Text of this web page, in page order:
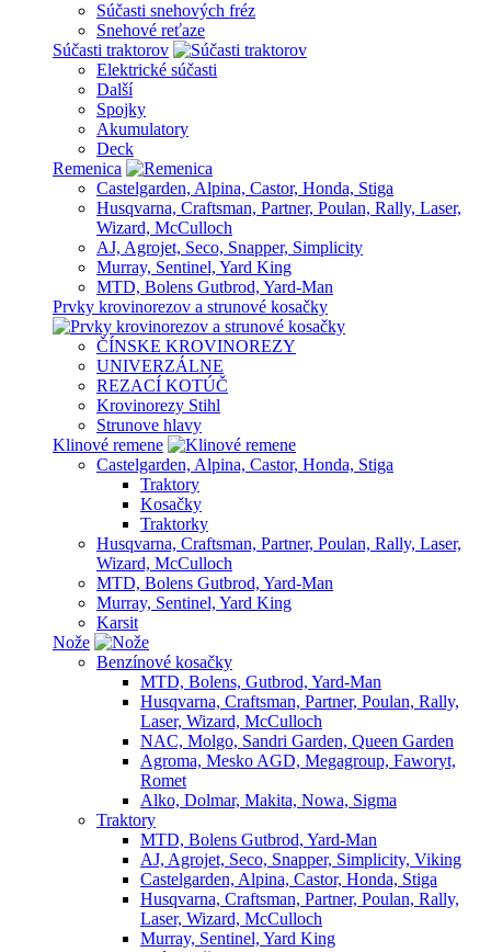
Súčasti snehových fréz
Snehové reťaze
Súčasti traktorov
Elektrické súčasti
Další
Spojky
Akumulatory
Deck
Remenica
Castelgarden, Alpina, Castor, Honda, Stiga
Husqvarna, Craftsman, Partner, Poulan, Rally, Laser,
Wizard, McCulloch
AJ, Agrojet, Seco, Snapper, Simplicity
Murray, Sentinel, Yard King
MTD, Bolens Gutbrod, Yard-Man
Prvky krovinorezov a strunové kosačky
ČÍNSKE KROVINOREZY
UNIVERZÁLNE
REZACÍ KOTÚČ
Krovinorezy Stihl
Strunove hlavy
Klinové remene
Castelgarden, Alpina, Castor, Honda, Stiga
Traktory
Kosačky
Traktorky
Husqvarna, Craftsman, Partner, Poulan, Rally, Laser,
Wizard, McCulloch
MTD, Bolens Gutbrod, Yard-Man
Murray, Sentinel, Yard King
Karsit
Nože
Benzínové kosačky
MTD, Bolens, Gutbrod, Yard-Man
Husqvarna, Craftsman, Partner, Poulan, Rally,
Laser, Wizard, McCulloch
NAC, Molgo, Sandri Garden, Queen Garden
Agroma, Mesko AGD, Megagroup, Faworyt,
Romet
Alko, Dolmar, Makita, Nowa, Sigma
Traktory
MTD, Bolens Gutbrod, Yard-Man
AJ, Agrojet, Seco, Snapper, Simplicity, Viking
Castelgarden, Alpina, Castor, Honda, Stiga
Husqvarna, Craftsman, Partner, Poulan, Rally,
Laser, Wizard, McCulloch
Murray, Sentinel, Yard King